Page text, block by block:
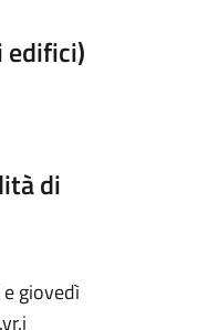
edifici)
di
e giovedì